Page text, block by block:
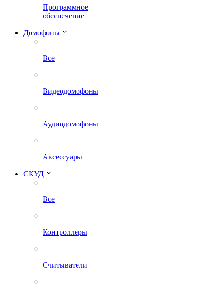
Программное
обеспечение
Домофоны
Все
Видеодомофоны
Аудиодомофоны
Аксессуары
СКУД
Все
Контроллеры
Считыватели